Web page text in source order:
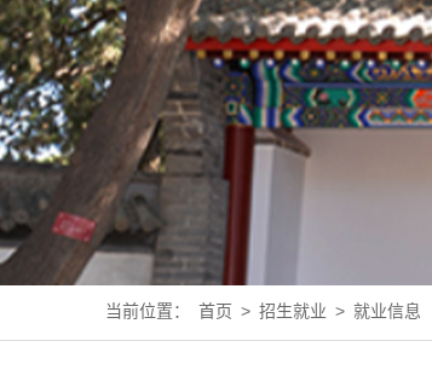
当前位置： 首页 > 招生就业 > 就业信息